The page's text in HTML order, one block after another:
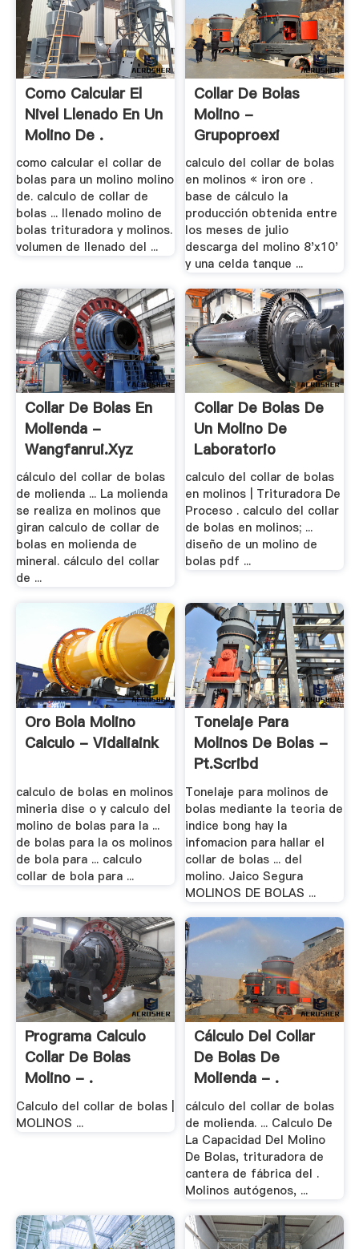
Como Calcular El
Nivel Llenado En Un
Molino De .
como calcular el collar de
bolas para un molino molino
de. calculo de collar de
bolas ... llenado molino de
bolas trituradora y molinos.
volumen de llenado del ...
Collar De Bolas
Molino -
Grupoproexi
calculo del collar de bolas
en molinos « iron ore .
base de cálculo la
producción obtenida entre
los meses de julio
descarga del molino 8'x10'
y una celda tanque ...
Collar De Bolas En
Molienda -
Wangfanrui.xyz
cálculo del collar de bolas
de molienda ... La molienda
se realiza en molinos que
giran calculo de collar de
bolas en molienda de
mineral. cálculo del collar
de ...
Collar De Bolas De
Un Molino De
Laboratorio
calculo del collar de bolas
en molinos | Trituradora De
Proceso . calculo del collar
de bolas en molinos; ...
diseño de un molino de
bolas pdf ...
Oro Bola Molino
Calculo - Vidaliaink
calculo de bolas en molinos
mineria dise o y calculo del
molino de bolas para la ...
de bolas para la os molinos
de bola para ... calculo
collar de bola para ...
Tonelaje Para
Molinos De Bolas -
Pt.scribd
Tonelaje para molinos de
bolas mediante la teoria de
indice bong hay la
infomacion para hallar el
collar de bolas ... del
molino. Jaico Segura
MOLINOS DE BOLAS ...
Programa Calculo
Collar De Bolas
Molino - .
Calculo del collar de bolas |
MOLINOS ...
Cálculo Del Collar
De Bolas De
Molienda - .
cálculo del collar de bolas
de molienda. ... Calculo De
La Capacidad Del Molino
De Bolas, trituradora de
cantera de fábrica del .
Molinos autógenos, ...